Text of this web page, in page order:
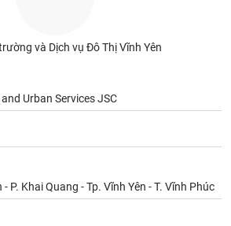
và Dịch vụ Đô Thị Vĩnh Yên
Urban Services JSC
P. Khai Quang - Tp. Vĩnh Yên - T. Vĩnh Phúc